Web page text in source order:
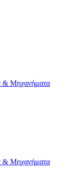
& Μηχανήματα
& Μηχανήματα